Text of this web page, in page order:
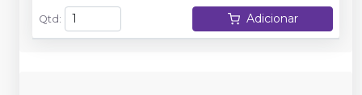
Qtd: Adicionar